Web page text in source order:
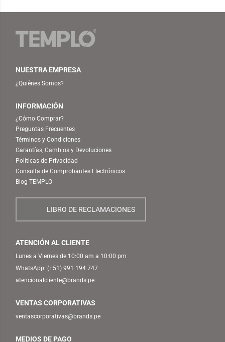
NUESTRA EMPRESA
¿Quiénes Somos?
INFORMACIÓN
¿Cómo Comprar?
Preguntas Frecuentes
Términos y Condiciones
Garantías, Cambios y Devoluciones
Políticas de Privacidad
Consulta de Comprobantes Electrónicos
Blog TEMPLO
LIBRO DE RECLAMACIONES
ATENCIÓN AL CLIENTE
Lunes a Viernes de 10:00 am a 10:00 pm
WhatsApp: (+51) 991 194 747
atencionalcliente@brands.pe
VENTAS CORPORATIVAS
ventascorporativas@brands.pe
MEDIOS DE PAGO